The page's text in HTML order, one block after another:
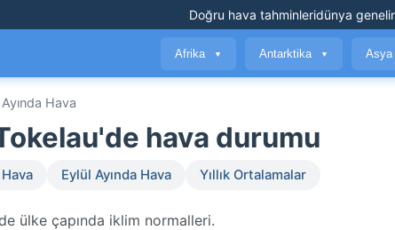
Doğru hava tahminleridünya
Afrika ▼ Antarktika ▼ Asya
Hava
hava durumu
Eylül Ayında Hava Yıllık Ortalamalar
ülke çapında iklim normalleri.